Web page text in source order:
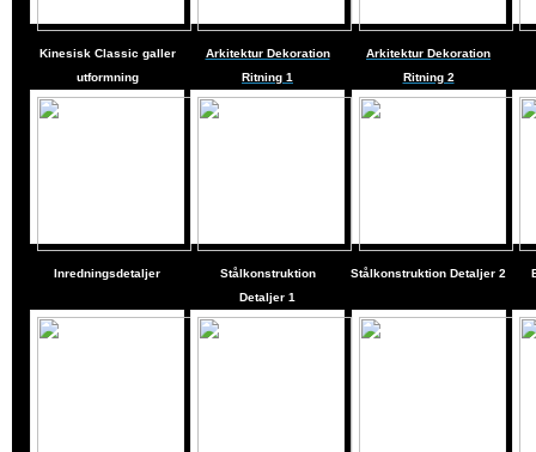
Kinesisk Classic galler
utformning
Arkitektur Dekoration
Ritning 1
Arkitektur Dekoration
Ritning 2
Inredningsdetaljer
Stålkonstruktion
Detaljer 1
Stålkonstruktion Detaljer 2